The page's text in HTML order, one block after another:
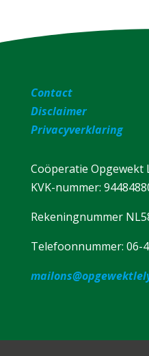
Contact
Disclaimer
Privacyverklaring
Coöperatie Opgewekt
KVK-nummer:
Rekeningnummer
Telefoonnummer: 06-